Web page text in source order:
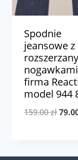
Spodnie
jeansowe z
nogawkami
firma
model 944
159.00zł